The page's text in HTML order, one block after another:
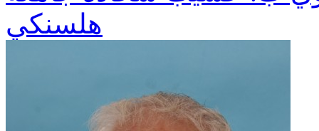
هلسنكي